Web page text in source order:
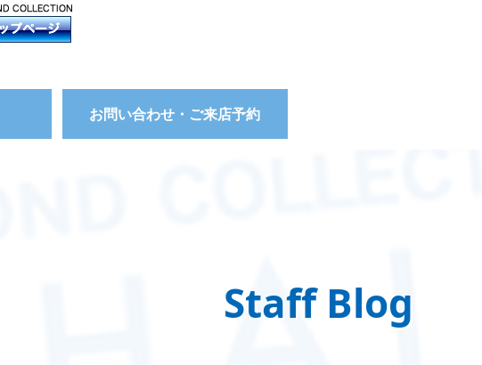
お問い合わせ・ご来店予約
Staff Blog